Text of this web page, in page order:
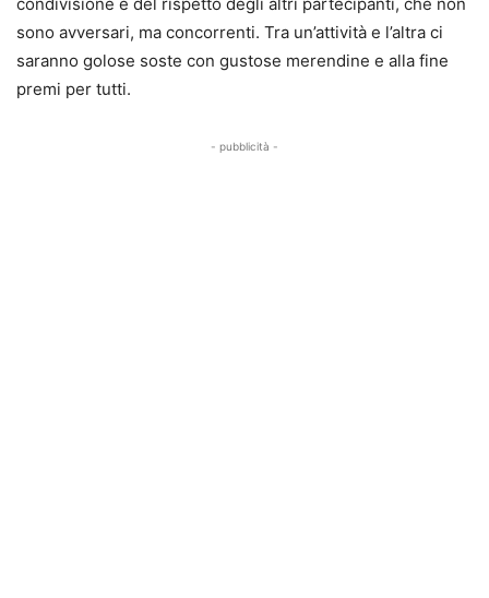
sono avversari, ma concorrenti. Tra un’attività e l’altra ci
saranno golose soste con gustose merendine e alla fine
premi per tutti.
- pubblicità -